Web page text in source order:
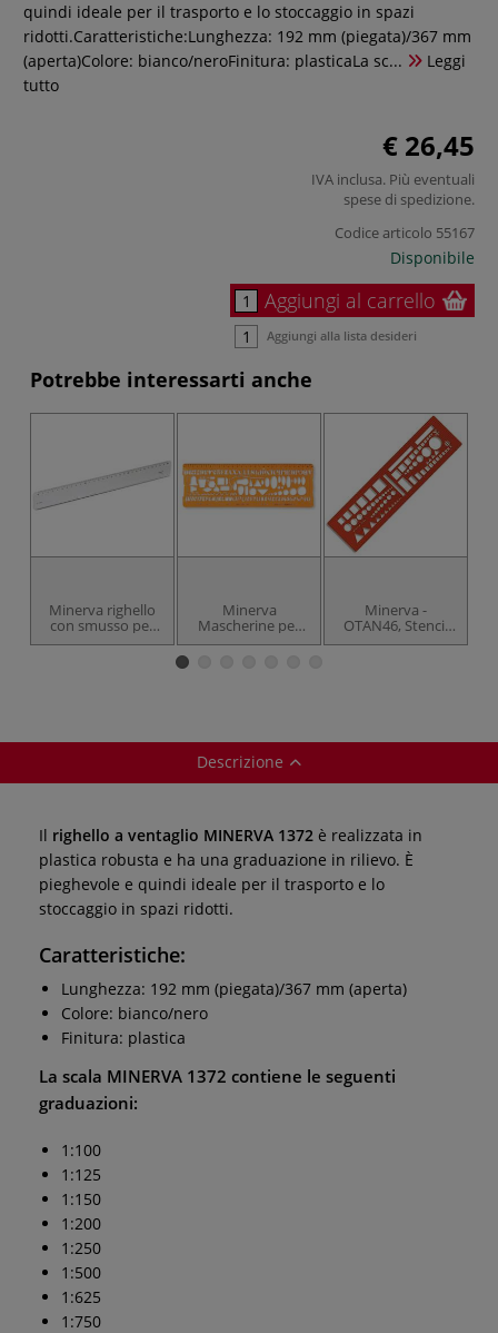
quindi ideale per il trasporto e lo stoccaggio in spazi
ridotti.Caratteristiche:Lunghezza: 192 mm (piegata)/367 mm
(aperta)Colore: bianco/neroFinitura: plasticaLa sc...
Leggi
tutto
€ 26,45
IVA inclusa. Più eventuali
spese di spedizione.
Codice articolo 55167
Disponibile
Aggiungi al carrello
Aggiungi alla lista desideri
Potrebbe interessarti anche
Minerva righello
con smusso per
china
Minerva
Mascherine per
disegno e
Minerva -
OTAN46, Stencil
con forme
Descrizione
Il righello a ventaglio MINERVA 1372 è realizzata in
plastica robusta e ha una graduazione in rilievo. È
pieghevole e quindi ideale per il trasporto e lo
stoccaggio in spazi ridotti.
Caratteristiche:
Lunghezza: 192 mm (piegata)/367 mm (aperta)
Colore: bianco/nero
Finitura: plastica
La scala MINERVA 1372 contiene le seguenti
graduazioni:
1:100
1:125
1:150
1:200
1:250
1:500
1:625
1:750